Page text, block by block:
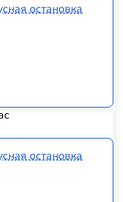
остановка
остановка